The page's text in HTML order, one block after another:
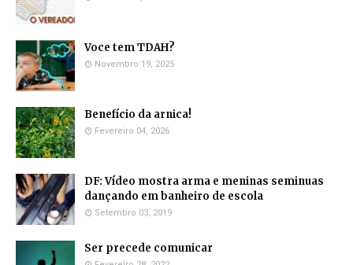
Voce tem TDAH?
Novembro 19, 2025
Benefício da arnica!
Fevereiro 04, 2026
DF: Vídeo mostra arma e meninas seminuas
dançando em banheiro de escola
Setembro 03, 2019
Ser precede comunicar